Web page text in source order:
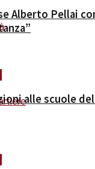
Alberto Pellai
alle scuole